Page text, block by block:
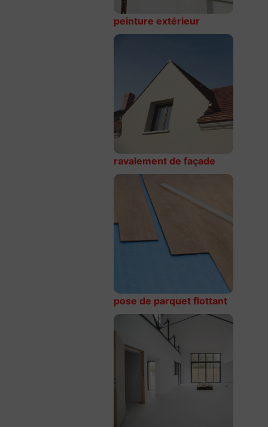
peinture extérieur
ravalement de façade
pose de parquet flottant